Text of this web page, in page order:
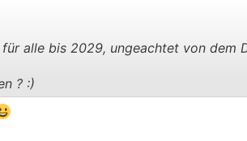
alle bis 2029, ungeachtet von dem
? :)